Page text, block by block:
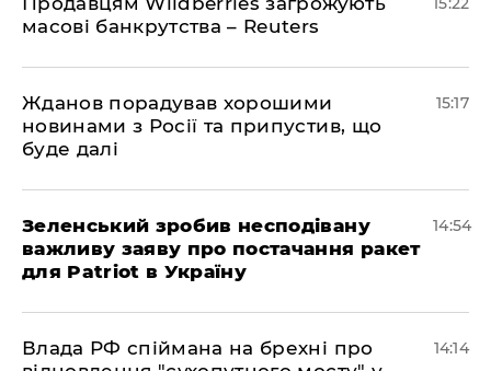
масові банкрутства – Reuters
Жданов порадував хорошими
новинами з Росії та припустив, що
буде далі
15:17
Зеленський зробив несподівану
важливу заяву про постачання ракет
для Patriot в Україну
14:54
Влада РФ спіймана на брехні про
14:14